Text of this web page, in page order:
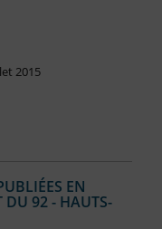
2015
EN
DU 92 - HAUTS-